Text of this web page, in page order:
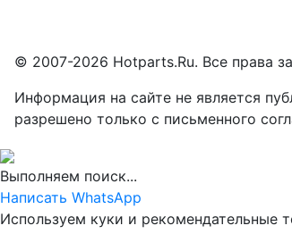
© 2007-2026 Hotparts.Ru. Все права
Информация на сайте не является
разрешено только с письменного
Выполняем поиск...
Написать WhatsApp
Используем куки и рекомендательные